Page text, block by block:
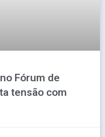
Fórum de
tensão com